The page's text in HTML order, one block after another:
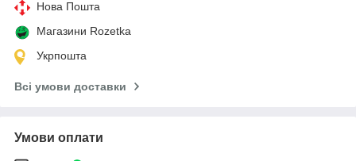
Нова Пошта
Магазини Rozetka
Укрпошта
Всі умови доставки
Умови оплати